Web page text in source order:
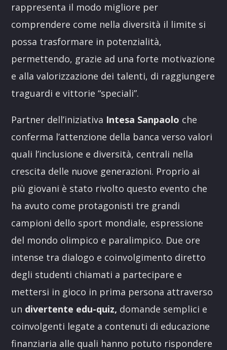
rappresenta il modo migliore per
comprendere come nella diversità il limite si
possa trasformare in potenzialità,
permettendo, grazie ad una forte motivazione
e alla valorizzazione dei talenti, di raggiungere
traguardi e vittorie “speciali”.
Partner dell’iniziativa Intesa Sanpaolo che
conferma l’attenzione della banca verso valori
quali l’inclusione e diversità, centrali nella
crescita delle nuove generazioni. Proprio ai
più giovani è stato rivolto questo evento che
ha avuto come protagonisti tre grandi
campioni dello sport mondiale, espressione
del mondo olimpico e paralimpico. Due ore
intense tra dialogo e coinvolgimento diretto
degli studenti chiamati a partecipare e
mettersi in gioco in prima persona attraverso
un divertente edu-quiz, domande semplici e
coinvolgenti legate a contenuti di educazione
finanziaria alle quali hanno potuto rispondere